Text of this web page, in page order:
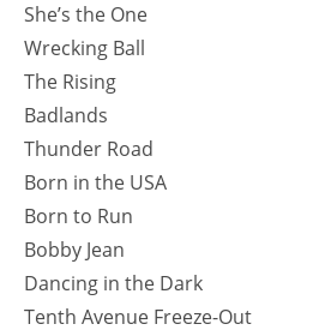
She’s the One
Wrecking Ball
The Rising
Badlands
Thunder Road
Born in the USA
Born to Run
Bobby Jean
Dancing in the Dark
Tenth Avenue Freeze-Out